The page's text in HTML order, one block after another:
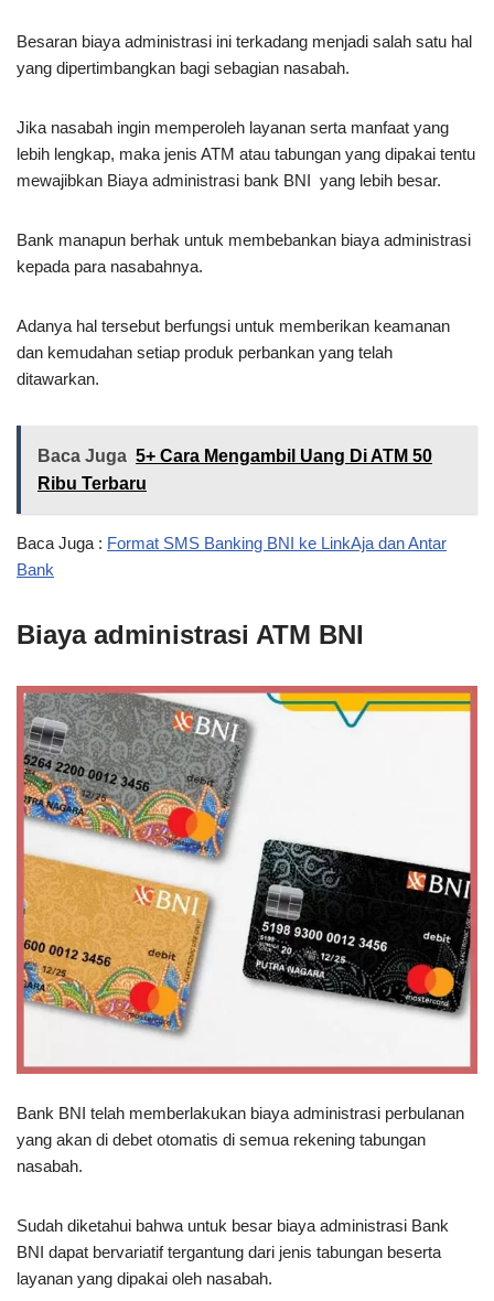
Besaran biaya administrasi ini terkadang menjadi salah satu hal
yang dipertimbangkan bagi sebagian nasabah.
Jika nasabah ingin memperoleh layanan serta manfaat yang
lebih lengkap, maka jenis ATM atau tabungan yang dipakai tentu
mewajibkan Biaya administrasi bank BNI yang lebih besar.
Bank manapun berhak untuk membebankan biaya administrasi
kepada para nasabahnya.
Adanya hal tersebut berfungsi untuk memberikan keamanan
dan kemudahan setiap produk perbankan yang telah
ditawarkan.
Baca Juga 5+ Cara Mengambil Uang Di ATM 50
Ribu Terbaru
Baca Juga : Format SMS Banking BNI ke LinkAja dan Antar
Bank
Biaya administrasi ATM BNI
Bank BNI telah memberlakukan biaya administrasi perbulanan
yang akan di debet otomatis di semua rekening tabungan
nasabah.
Sudah diketahui bahwa untuk besar biaya administrasi Bank
BNI dapat bervariatif tergantung dari jenis tabungan beserta
layanan yang dipakai oleh nasabah.